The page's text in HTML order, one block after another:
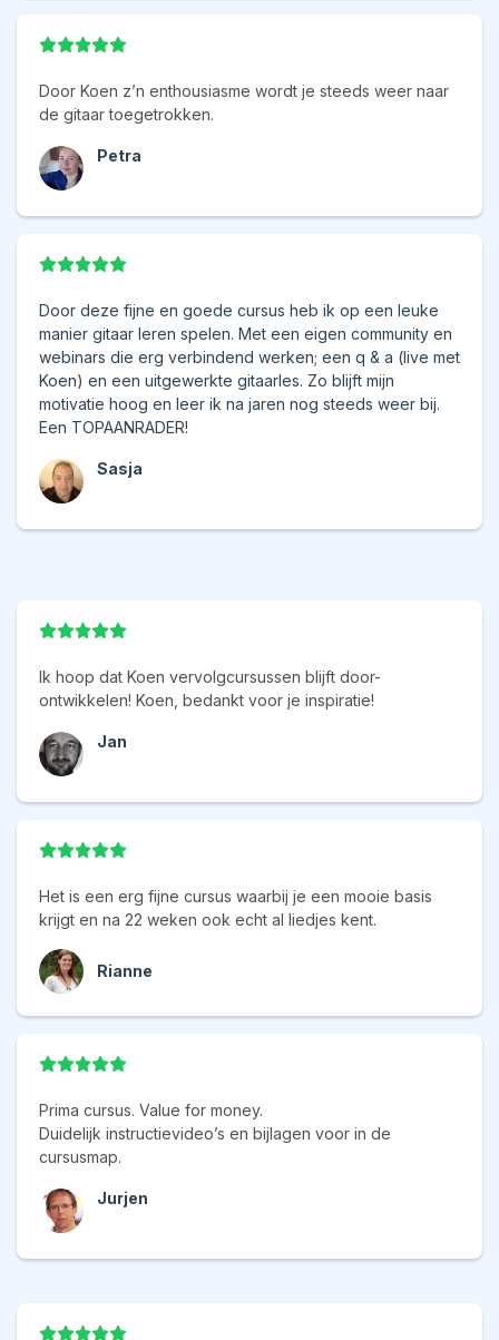
Door Koen z’n enthousiasme wordt je steeds weer naar
de gitaar toegetrokken.
Petra
Door deze fijne en goede cursus heb ik op een leuke
manier gitaar leren spelen. Met een eigen community en
webinars die erg verbindend werken; een q & a (live met
Koen) en een uitgewerkte gitaarles. Zo blijft mijn
motivatie hoog en leer ik na jaren nog steeds weer bij.
Een TOPAANRADER!
Sasja
Ik hoop dat Koen vervolgcursussen blijft door-
ontwikkelen! Koen, bedankt voor je inspiratie!
Jan
Het is een erg fijne cursus waarbij je een mooie basis
krijgt en na 22 weken ook echt al liedjes kent.
Rianne
Prima cursus. Value for money.
Duidelijk instructievideo’s en bijlagen voor in de
cursusmap.
Jurjen